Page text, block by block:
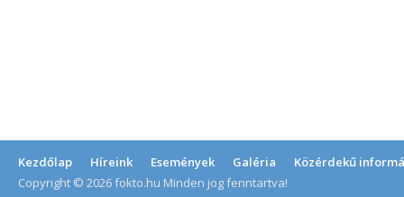
Kezdőlap Híreink Események Galéria
Közérdekű
Copyright © 2026 fokto.hu Minden jog fenntartva!